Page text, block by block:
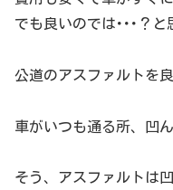
でも良いのでは･･･？と
公道のアスファルトを
車がいつも通る所、凹
そう、アスファルトは凹